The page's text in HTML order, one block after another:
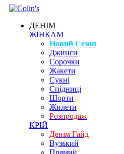
ДЕНІМ
ЖІНКАМ
Новий Сезон
Джинси
Сорочки
Жакети
Сукні
Спідниці
Шорти
Жилети
Розпродаж
КРІЙ
Денім Гайд
Вузький
Прямий